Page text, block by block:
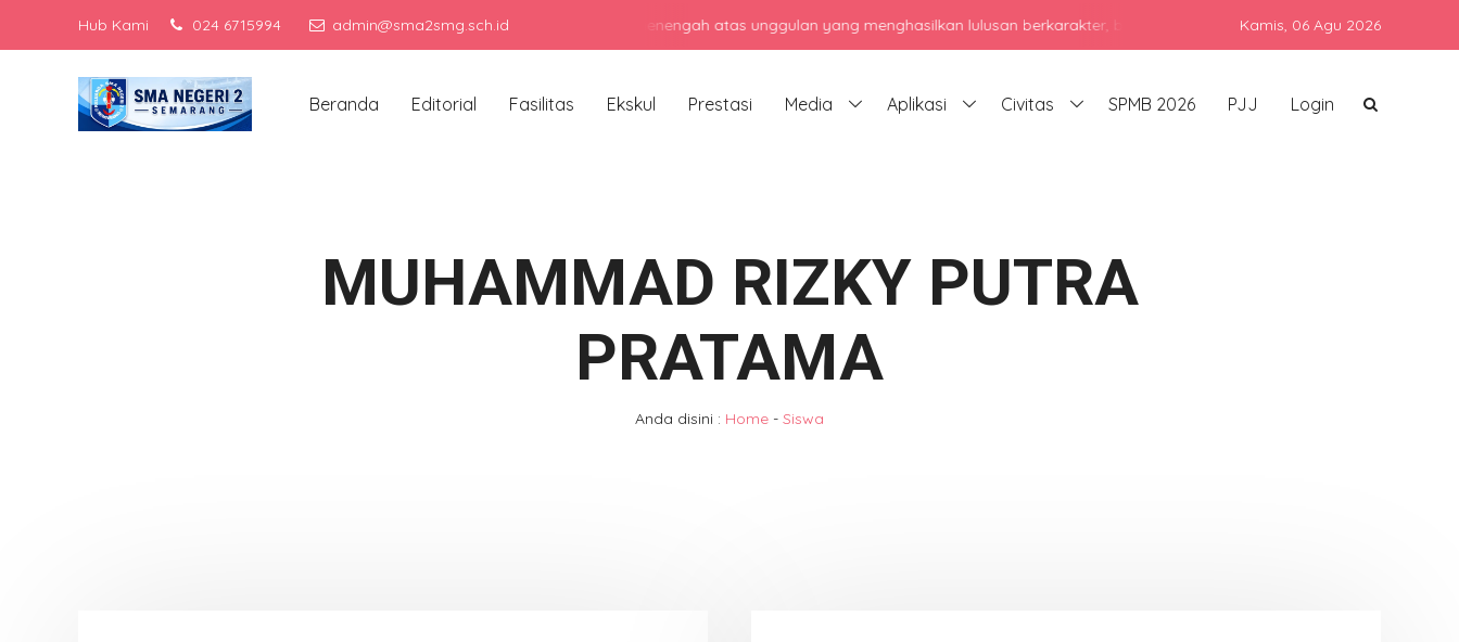
Hub Kami 024 6715994 admin@sma2smg.sch.idMenjadi sekolah menengah atas unggulan yang menghasilkan lulusan berkarakter, berprestasi, dan siap bersaing di era global dengan
Kamis, 06 Agu 2026
Beranda Editorial Fasilitas Ekskul Prestasi Media Aplikasi Civitas SPMB 2026 PJJ Login
MUHAMMAD RIZKY PUTRA
PRATAMA
Anda disini : Home - Siswa